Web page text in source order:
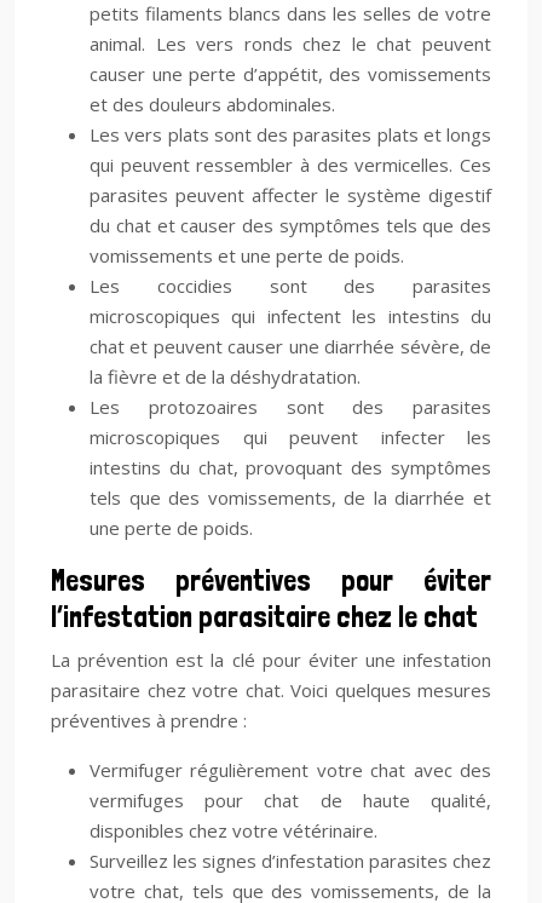
petits filaments blancs dans les selles de votre
animal. Les vers ronds chez le chat peuvent
causer une perte d’appétit, des vomissements
et des douleurs abdominales.
Les vers plats sont des parasites plats et longs
qui peuvent ressembler à des vermicelles. Ces
parasites peuvent affecter le système digestif
du chat et causer des symptômes tels que des
vomissements et une perte de poids.
Les coccidies sont des parasites
microscopiques qui infectent les intestins du
chat et peuvent causer une diarrhée sévère, de
la fièvre et de la déshydratation.
Les protozoaires sont des parasites
microscopiques qui peuvent infecter les
intestins du chat, provoquant des symptômes
tels que des vomissements, de la diarrhée et
une perte de poids.
Mesures préventives pour éviter
l’infestation parasitaire chez le chat
La prévention est la clé pour éviter une infestation
parasitaire chez votre chat. Voici quelques mesures
préventives à prendre :
Vermifuger régulièrement votre chat avec des
vermifuges pour chat de haute qualité,
disponibles chez votre vétérinaire.
Surveillez les signes d’infestation parasites chez
votre chat, tels que des vomissements, de la